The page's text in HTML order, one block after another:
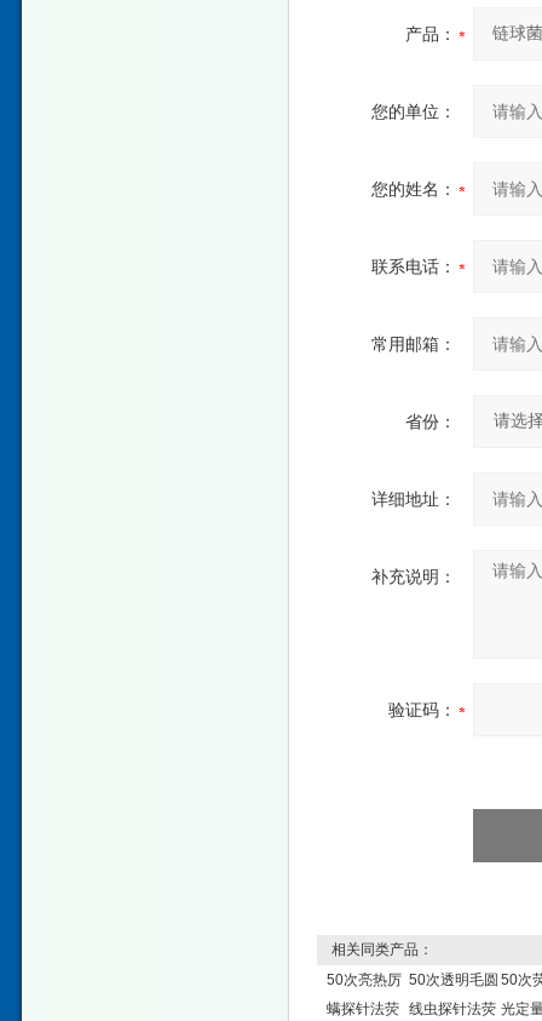
产品：
您的单位：
您的姓名：
联系电话：
常用邮箱：
省份：
详细地址：
补充说明：
验证码：
相关同类产品：
50次亮热厉
螨探针法荧
50次透明毛圆
线虫探针法荧
50次
光定